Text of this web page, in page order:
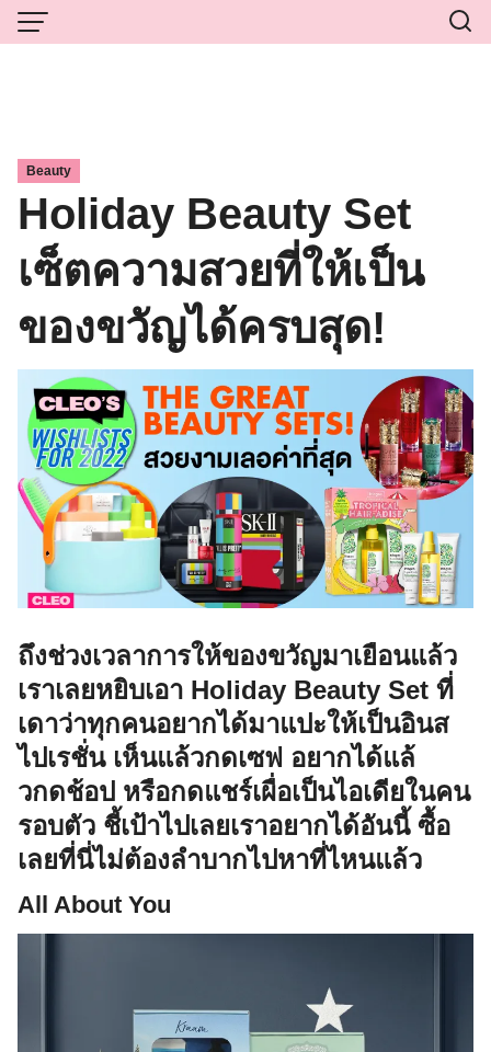
Skip
to
Beauty
Holiday Beauty Set
เซ็ตความสวยที่ให้เป็น
ของขวัญได้ครบสุด!
ถึงช่วงเวลาการให้ของขวัญมาเยือนแล้ว
เราเลยหยิบเอา Holiday Beauty Set ที่
เดาว่าทุกคนอยากได้มาแปะให้เป็นอินส
ไปเรชั่น เห็นแล้วกดเซฟ อยากได้แล้
วกดช้อป หรือกดแชร์เผื่อเป็นไอเดียในคน
รอบตัว ชี้เป้าไปเลยเราอยากได้อันนี้ ซื้อ
เลยที่นี่ไม่ต้องลำบากไปหาที่ไหนแล้ว
All About You